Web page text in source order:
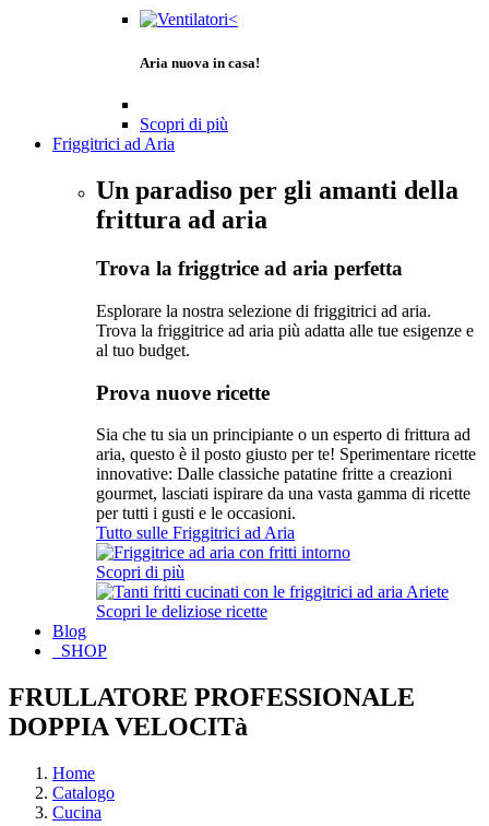
Aria nuova in casa!
Scopri di più
Friggitrici ad Aria
Un paradiso per gli amanti della
frittura ad aria
Trova la friggtrice ad aria perfetta
Esplorare la nostra selezione di friggitrici ad aria.
Trova la friggitrice ad aria più adatta alle tue esigenze e
al tuo budget.
Prova nuove ricette
Sia che tu sia un principiante o un esperto di frittura ad
aria, questo è il posto giusto per te! Sperimentare ricette
innovative: Dalle classiche patatine fritte a creazioni
gourmet, lasciati ispirare da una vasta gamma di ricette
per tutti i gusti e le occasioni.
Tutto sulle Friggitrici ad Aria
Scopri di più
Scopri le deliziose ricette
Blog
SHOP
FRULLATORE PROFESSIONALE
DOPPIA VELOCITà
Home
Catalogo
Cucina